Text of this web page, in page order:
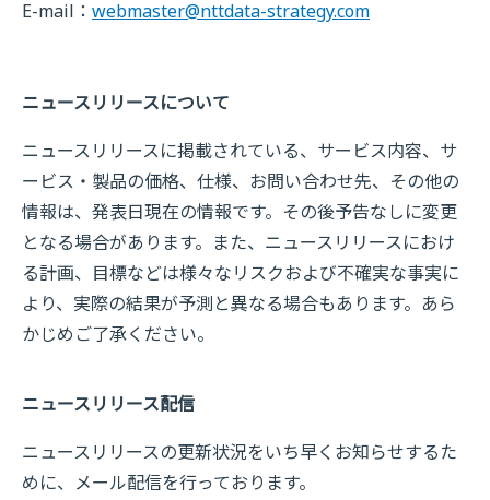
E-mail： webmaster@nttdata-strategy.com
ニュースリリースについて
ニュースリリースに掲載されている、サービス内容、サ
ービス・製品の価格、仕様、お問い合わせ先、その他の
情報は、発表日現在の情報です。その後予告なしに変更
となる場合があります。また、ニュースリリースにおけ
る計画、目標などは様々なリスクおよび不確実な事実に
より、実際の結果が予測と異なる場合もあります。あら
かじめご了承ください。
ニュースリリース配信
ニュースリリースの更新状況をいち早くお知らせするた
めに、メール配信を行っております。